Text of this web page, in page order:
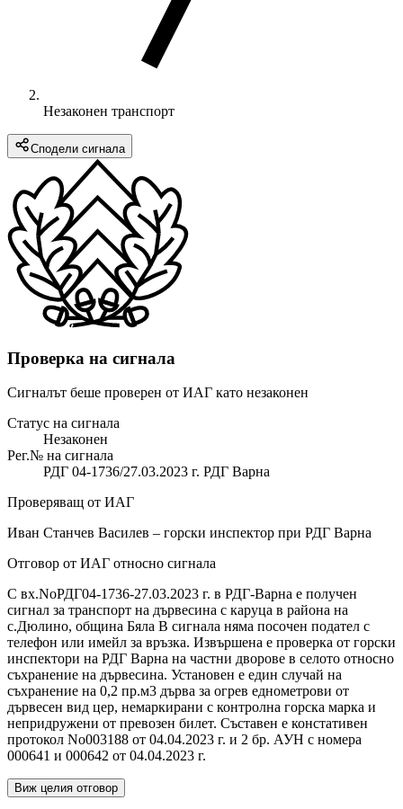
Незаконен транспорт
Сподели сигнала
Проверка на сигнала
Сигналът беше проверен от ИАГ като незаконен
Статус на сигнала
Незаконен
Рег.№ на сигнала
РДГ 04-1736/27.03.2023 г. РДГ Варна
Проверяващ от ИАГ
Иван Станчев Василев – горски инспектор при РДГ Варна
Отговор от ИАГ относно сигнала
С вх.NoРДГ04-1736-27.03.2023 г. в РДГ-Варна е получен
сигнал за транспорт на дървесина с каруца в района на
с.Дюлино, община Бяла В сигнала няма посочен подател с
телефон или имейл за връзка. Извършена е проверка от горски
инспектори на РДГ Варна на частни дворове в селото относно
съхранение на дървесина. Установен е един случай на
съхранение на 0,2 пр.м3 дърва за огрев еднометрови от
дървесен вид цер, немаркирани с контролна горска марка и
непридружени от превозен билет. Съставен е констативен
протокол No003188 от 04.04.2023 г. и 2 бр. АУН с номера
000641 и 000642 от 04.04.2023 г.
Виж целия отговор